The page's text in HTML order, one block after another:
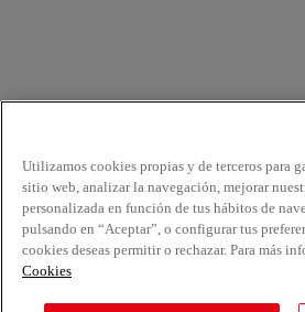
Utilizamos cookies propias y de terceros para
sitio web, analizar la navegación, mejorar
personalizada en función de tus hábitos de
pulsando en “Aceptar”, o configurar tus
cookies deseas permitir o rechazar. Para más
Cookies